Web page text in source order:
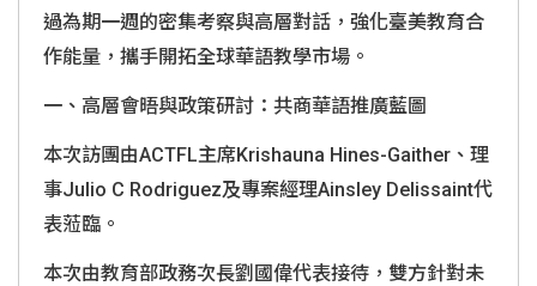
過為期一週的密集考察與高層對話，強化臺美教育合
作能量，攜手開拓全球華語教學市場。
一、高層會晤與政策研討：共商華語推廣藍圖
本次訪團由ACTFL主席Krishauna Hines-Gaither、理
事Julio C Rodriguez及專案經理Ainsley Delissaint代
表蒞臨。
本次由教育部政務次長劉國偉代表接待，雙方針對未